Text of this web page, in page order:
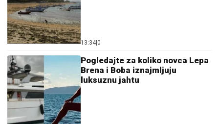
13:34 0
Pogledajte za koliko novca Lepa
Brena i Boba iznajmljuju
luksuznu jahtu